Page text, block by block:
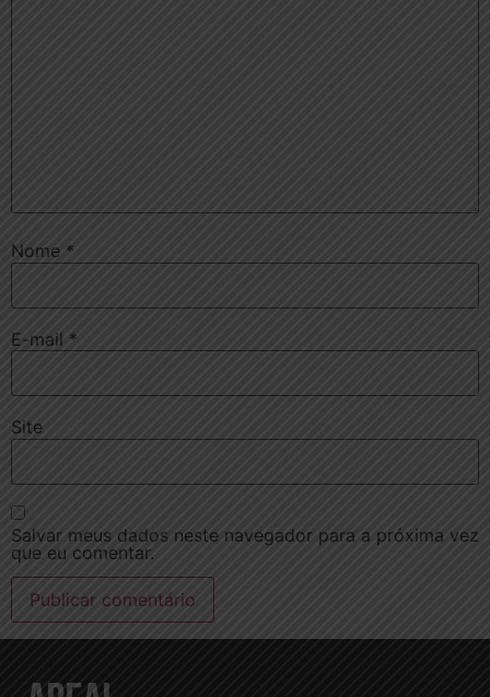
Nome *
E-mail *
Site
Salvar meus dados neste navegador para a próxima vez
que eu comentar.